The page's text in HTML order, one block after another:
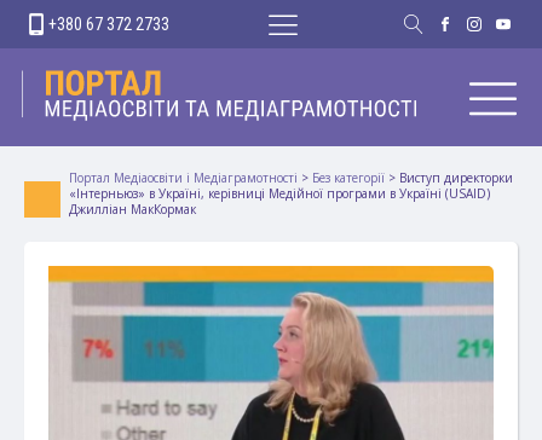
+380 67 372 2733
Портал Медіаосвіти і Медіаграмотності > Без категорії > Виступ директорки
«Інтерньюз» в Україні, керівниці Медійної програми в Україні (USAID)
Джилліан МакКормак